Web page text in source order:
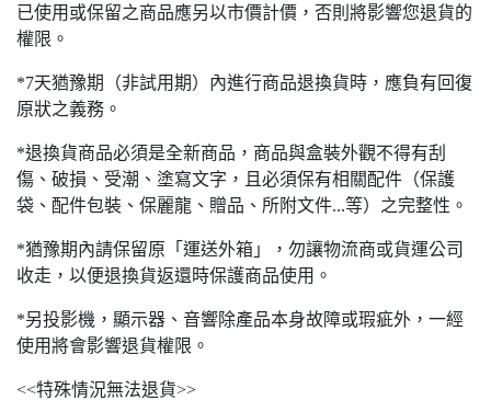
已使用或保留之商品應另以市價計價，否則將影響您退貨的
權限。
*7天猶豫期（非試用期）內進行商品退換貨時，應負有回復
原狀之義務。
*退換貨商品必須是全新商品，商品與盒裝外觀不得有刮
傷、破損、受潮、塗寫文字，且必須保有相關配件（保護
袋、配件包裝、保麗龍、贈品、所附文件...等）之完整性。
*猶豫期內請保留原「運送外箱」，勿讓物流商或貨運公司
收走，以便退換貨返還時保護商品使用。
*另投影機，顯示器、音響除產品本身故障或瑕疵外，一經
使用將會影響退貨權限。
<<特殊情況無法退貨>>